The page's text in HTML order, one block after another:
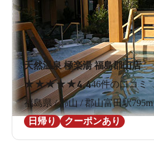
天然温泉 極楽湯 福島郡山店
★★★★★4.446件の口コミ
福島県 / 郡山 / 郡山富田駅795m
日帰り
クーポンあり